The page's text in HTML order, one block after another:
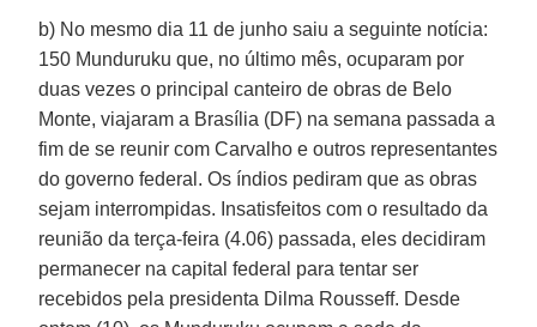
b) No mesmo dia 11 de junho saiu a seguinte notícia:
150 Munduruku que, no último mês, ocuparam por
duas vezes o principal canteiro de obras de Belo
Monte, viajaram a Brasília (DF) na semana passada a
fim de se reunir com Carvalho e outros representantes
do governo federal. Os índios pediram que as obras
sejam interrompidas. Insatisfeitos com o resultado da
reunião da terça-feira (4.06) passada, eles decidiram
permanecer na capital federal para tentar ser
recebidos pela presidenta Dilma Rousseff. Desde